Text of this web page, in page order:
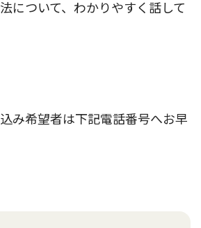
について、わかりやすく話して
み希望者は下記電話番号へお早